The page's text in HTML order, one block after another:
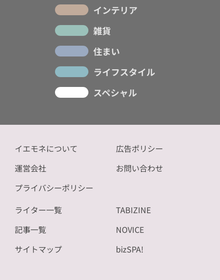
インテリア
雑貨
住まい
ライフスタイル
スペシャル
イエモネについて
運営会社
プライバシーポリシー
広告ポリシー
お問い合わせ
ライター一覧
記事一覧
サイトマップ
TABIZINE
NOVICE
bizSPA!